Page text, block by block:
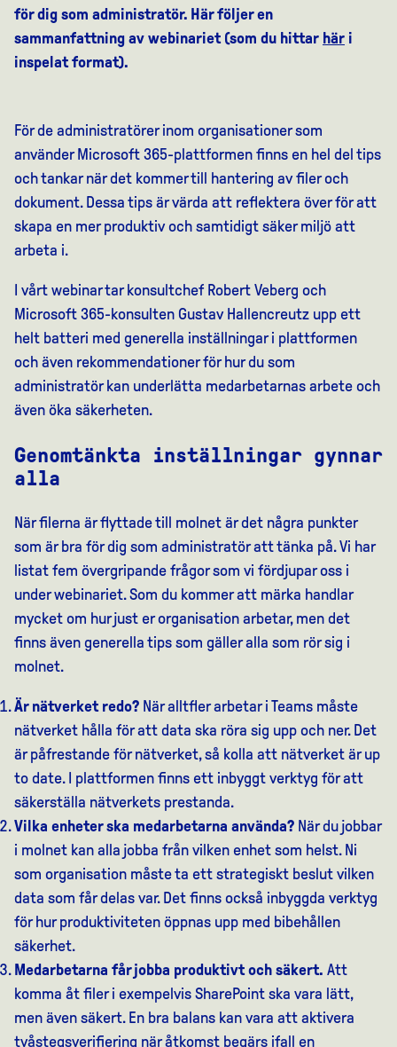
för dig som administratör. Här följer en
sammanfattning av webinariet (som du hittar här i
inspelat format).
För de administratörer inom organisationer som
använder Microsoft 365-plattformen finns en hel del tips
och tankar när det kommer till hantering av filer och
dokument. Dessa tips är värda att reflektera över för att
skapa en mer produktiv och samtidigt säker miljö att
arbeta i.
I vårt webinar tar konsultchef Robert Veberg och
Microsoft 365-konsulten Gustav Hallencreutz upp ett
helt batteri med generella inställningar i plattformen
och även rekommendationer för hur du som
administratör kan underlätta medarbetarnas arbete och
även öka säkerheten.
Genomtänkta inställningar gynnar
alla
När filerna är flyttade till molnet är det några punkter
som är bra för dig som administratör att tänka på. Vi har
listat fem övergripande frågor som vi fördjupar oss i
under webinariet. Som du kommer att märka handlar
mycket om hur just er organisation arbetar, men det
finns även generella tips som gäller alla som rör sig i
molnet.
Är nätverket redo? När alltfler arbetar i Teams måste
nätverket hålla för att data ska röra sig upp och ner. Det
är påfrestande för nätverket, så kolla att nätverket är up
to date. I plattformen finns ett inbyggt verktyg för att
säkerställa nätverkets prestanda.
Vilka enheter ska medarbetarna använda? När du jobbar
i molnet kan alla jobba från vilken enhet som helst. Ni
som organisation måste ta ett strategiskt beslut vilken
data som får delas var. Det finns också inbyggda verktyg
för hur produktiviteten öppnas upp med bibehållen
säkerhet.
Medarbetarna får jobba produktivt och säkert. Att
komma åt filer i exempelvis SharePoint ska vara lätt,
men även säkert. En bra balans kan vara att aktivera
tvåstegsverifiering när åtkomst begärs ifall en